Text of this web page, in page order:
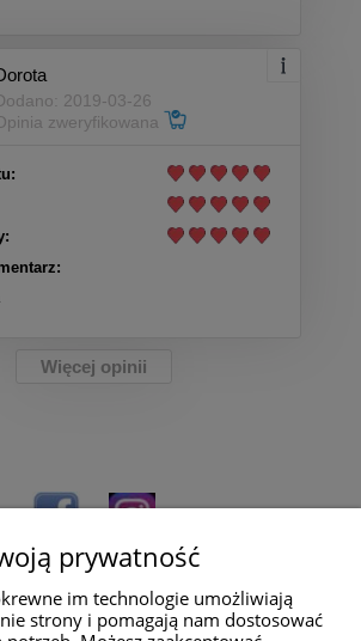
2019-03-26
zweryfikowana
Więcej opinii
prywatność
im technologie umożliwiają
strony i pomagają nam dostosować